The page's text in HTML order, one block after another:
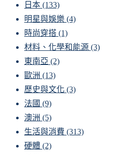
日本 (133)
明星與娛樂 (4)
時尚穿搭 (1)
材料、化學和能源 (3)
東南亞 (2)
歐洲 (13)
歷史與文化 (3)
法國 (9)
澳洲 (5)
生活與消費 (313)
硬體 (2)